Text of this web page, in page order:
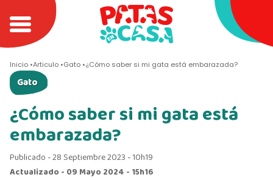
Inicio Articulo Gato ¿Cómo saber si mi gata está embarazada?
Gato
¿Cómo saber si mi gata está
embarazada?
Publicado - 28 Septiembre 2023 - 10h19
Actualizado - 09 Mayo 2024 - 15h16